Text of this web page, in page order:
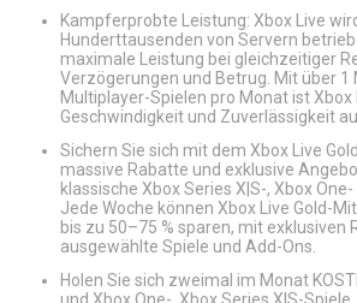
Kampferprobte Leistung: Xbox Live
Hunderttausenden von Servern
maximale Leistung bei gleichzeitiger
Verzögerungen und Betrug. Mit über 1
Multiplayer-Spielen pro Monat ist Xbox
Geschwindigkeit und Zuverlässigkeit
Sichern Sie sich mit dem Xbox Live
massive Rabatte und exklusive
klassische Xbox Series X|S-, Xbox
Jede Woche können Xbox Live Gold-
bis zu 50–75 % sparen, mit exklusiven
ausgewählte Spiele und Add-Ons.
Holen Sie sich zweimal im Monat